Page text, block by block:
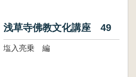
浅草寺佛教文化講座 49
塩入亮乗 編